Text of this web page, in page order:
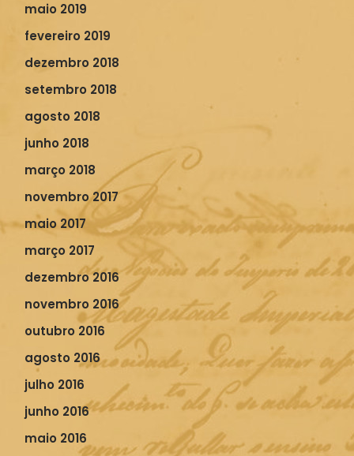
maio 2019
fevereiro 2019
dezembro 2018
setembro 2018
agosto 2018
junho 2018
março 2018
novembro 2017
maio 2017
março 2017
dezembro 2016
novembro 2016
outubro 2016
agosto 2016
julho 2016
junho 2016
maio 2016